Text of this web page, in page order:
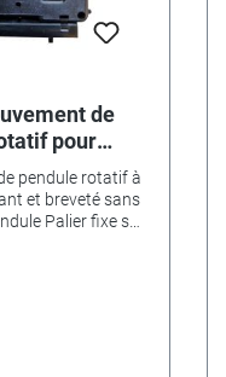
de
pour
pendule rotatif à
et breveté sans
Palier fixe sûr,